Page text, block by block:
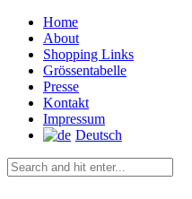
Home
About
Shopping Links
Grössentabelle
Presse
Kontakt
Impressum
Deutsch